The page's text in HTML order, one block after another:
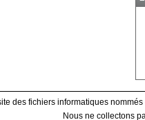
des fichiers informatiques
Nous ne collectons